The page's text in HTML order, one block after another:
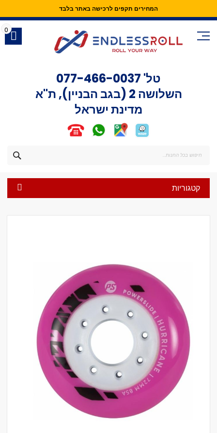
המחירים תקפים לרכישה באתר בלבד
Skip
Content
טל' 077-466-0037
השלושה 2 (בגב הבניין), ת"א
מדינת ישראל
0
קטגוריות